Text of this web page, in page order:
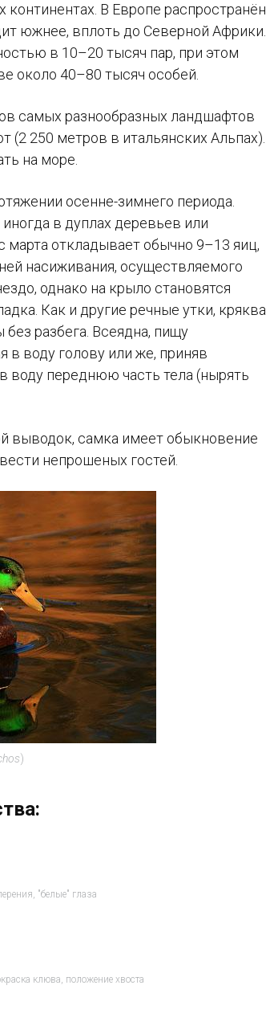
В Европе распространён
южнее, вплоть до Северной Африки.
в 10–20 тысяч пар, при этом
около 40–80 тысяч особей.
самых разнообразных ландшафтов
(2 250 метров в итальянских Альпах).
на море.
осенне-зимнего периода.
в дуплах деревьев или
марта откладывает обычно 9–13 яиц,
насиживания, осуществляемого
однако на крыло становятся
Как и другие речные утки, кряква
разбега. Всеядна, пищу
в воду голову или же, приняв
воду переднюю часть тела (нырять
выводок, самка имеет обыкновение
непрошеных гостей.
)
"белые" глаза
клюва, положение хвоста